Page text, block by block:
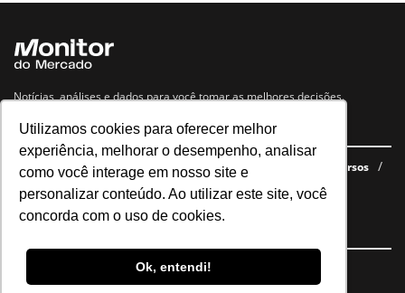
Utilizamos cookies para oferecer melhor
experiência, melhorar o desempenho, analisar
como você interage em nosso site e
personalizar conteúdo. Ao utilizar este site, você
concorda com o uso de cookies.
Ok, entendi!
Notícias, análises e dados para você tomar as melhores decisões.
Navegue no site
Últimas notícias Quem somos E-books gratuitos
Cursos
Política de privacidade